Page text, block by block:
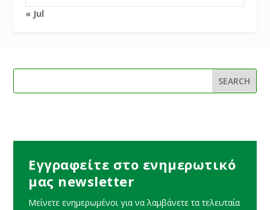
« Jul
Εγγραφείτε στο ενημερωτικό
μας newsletter
Μείνετε ενημερωμένοι για να λαμβάνετε τα τελευταία